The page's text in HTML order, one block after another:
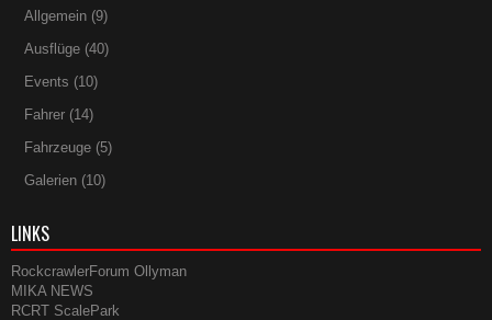
Allgemein (9)
Ausflüge (40)
Events (10)
Fahrer (14)
Fahrzeuge (5)
Galerien (10)
LINKS
RockcrawlerForum Ollyman
MIKA NEWS
RCRT ScalePark